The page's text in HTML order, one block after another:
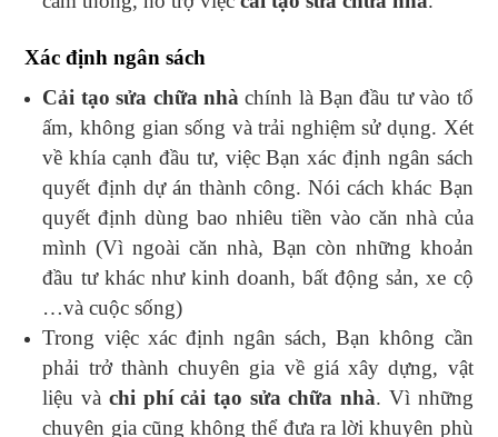
Xác định ngân sách
Cải tạo sửa chữa nhàchính là Bạn đầu tư vào tổ
ấm, không gian sống và trải nghiệm sử dụng. Xét
về khía cạnh đầu tư, việc Bạn xác định ngân sách
quyết định dự án thành công. Nói cách khác Bạn
quyết định dùng bao nhiêu tiền vào căn nhà của
mình (Vì ngoài căn nhà, Bạn còn những khoản
đầu tư khác như kinh doanh, bất động sản, xe cộ
…và cuộc sống)
Trong việc xác định ngân sách, Bạn không cần
phải trở thành chuyên gia về giá xây dựng, vật
liệu và chi phí cải tạo sửa chữa nhà. Vì những
chuyên gia cũng không thể đưa ra lời khuyên phù